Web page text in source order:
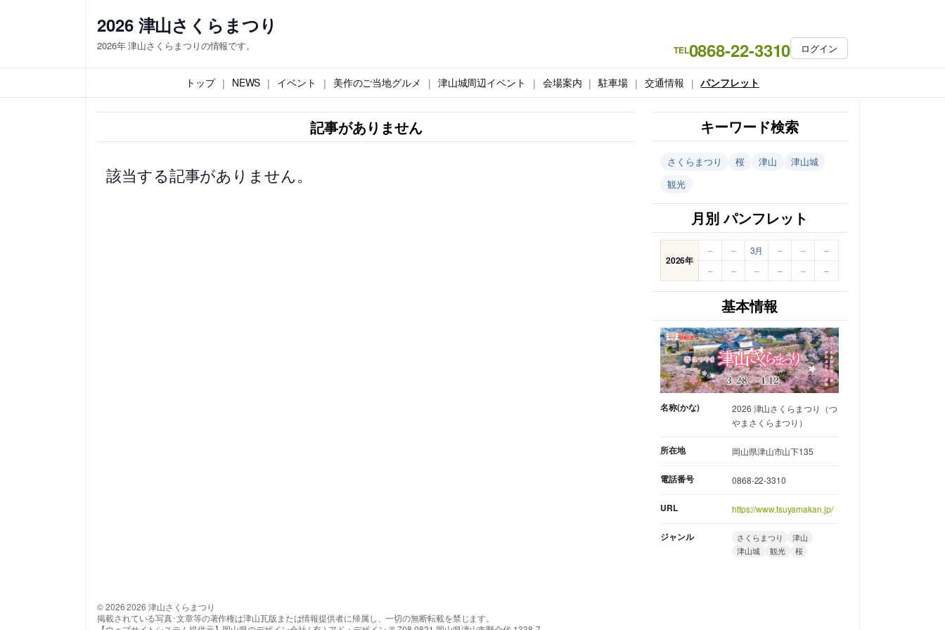
ス
キ
2026 津山さくらまつり
2026年 津山さくらまつりの情報です。 TEL0868-22-3310 ログイン
トップ NEWS イベント 美作のご当地グルメ 津山城周辺イベント 会場案内 駐車場 交通情報 パンフレット
記事がありません
該当する記事がありません。
キーワード検索
さくらまつり 桜 津山
津山城
観光
月別 パンフレット
2026年
– – 3月 – –
–
–
– – – – –
基本情報
名称(かな)
2026 津山さくらまつり（つ
やまさくらまつり）
所在地 岡山県津山市山下135
電話番号 0868-22-3310
URL https://www.tsuyamakan.jp/
ジャンル さくらまつり
津山
津山城
観光 桜
© 2026 2026 津山さくらまつり
掲載されている写真･文章等の著作権は津山瓦版または情報提供者に帰属し、一切の無断転載を禁じます。